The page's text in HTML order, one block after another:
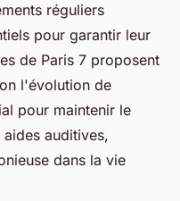
réguliers
pour garantir leur
de Paris 7 proposent
l'évolution de
pour maintenir le
auditives,
dans la vie